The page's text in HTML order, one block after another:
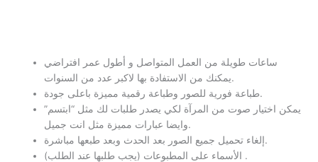
ساعات طويلة من العمل المتواصل و أطول عمر افتراضي
يمكنك من الاستفادة بها لاكبر عدد من السنوات.
طباعة فورية للصور وطباعة رقمية مميزة باعلى جودة.
يمكن اختيار صوت من المرآة لكي يصدر طلبات لك مثل “ابتسم”
وايضا عبارات مميزة مثل انت جميل.
إلغاء تحميل جميع الصور بعد الحدث وبعد طبعها مباشرة.
الأسماء على المطبوعات (يجب طلبها عند الطلب) .